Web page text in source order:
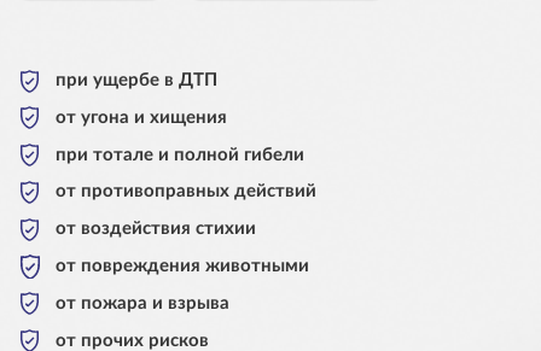
при ущербе в ДТП
от угона и хищения
при тотале и полной гибели
от противоправных действий
от воздействия стихии
от повреждения животными
от пожара и взрыва
от прочих рисков